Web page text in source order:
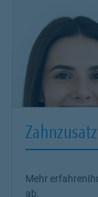
Mehr erfahren
ab.